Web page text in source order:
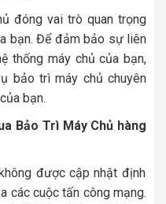
đóng vai trò quan trọng
bạn. Để đảm bảo sự liên
thống máy chủ của bạn,
bảo trì máy chủ chuyên
bạn.
Bảo Trì Máy Chủ hàng
được cập nhật định
các cuộc tấn công mạng.